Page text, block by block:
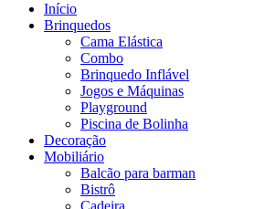
Início
Brinquedos
Cama Elástica
Combo
Brinquedo Inflável
Jogos e Máquinas
Playground
Piscina de Bolinha
Decoração
Mobiliário
Balcão para barman
Bistrô
Cadeira